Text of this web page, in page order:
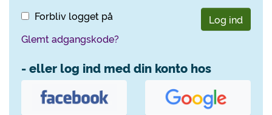
Forbliv logget på
Log ind
Glemt adgangskode?
- eller log ind med din konto hos